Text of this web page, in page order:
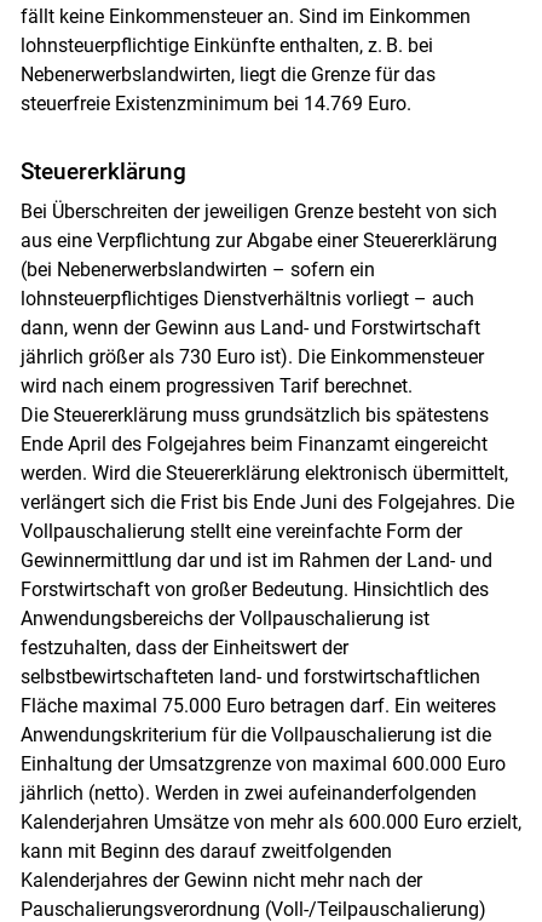
Skip to main content
fällt keine Einkommensteuer an. Sind im Einkommen
lohnsteuerpflichtige Einkünfte enthalten, z. B. bei
Nebenerwerbslandwirten, liegt die Grenze für das
steuerfreie Existenzminimum bei 14.769 Euro.
Steuererklärung
Bei Überschreiten der jeweiligen Grenze besteht von sich
aus eine Verpflichtung zur Abgabe einer Steuererklärung
(bei Nebenerwerbslandwirten – sofern ein
lohnsteuerpflichtiges Dienstverhältnis vorliegt – auch
dann, wenn der Gewinn aus Land- und Forstwirtschaft
jährlich größer als 730 Euro ist). Die Einkommensteuer
wird nach einem progressiven Tarif berechnet.
Die Steuererklärung muss grundsätzlich bis spätestens
Ende April des Folgejahres beim Finanzamt eingereicht
werden. Wird die Steuererklärung elektronisch übermittelt,
verlängert sich die Frist bis Ende Juni des Folgejahres. Die
Vollpauschalierung stellt eine vereinfachte Form der
Gewinnermittlung dar und ist im Rahmen der Land- und
Forstwirtschaft von großer Bedeutung. Hinsichtlich des
Anwendungsbereichs der Vollpauschalierung ist
festzuhalten, dass der Einheitswert der
selbstbewirtschafteten land- und forstwirtschaftlichen
Fläche maximal 75.000 Euro betragen darf. Ein weiteres
Anwendungskriterium für die Vollpauschalierung ist die
Einhaltung der Umsatzgrenze von maximal 600.000 Euro
jährlich (netto). Werden in zwei aufeinanderfolgenden
Kalenderjahren Umsätze von mehr als 600.000 Euro erzielt,
kann mit Beginn des darauf zweitfolgenden
Kalenderjahres der Gewinn nicht mehr nach der
Pauschalierungsverordnung (Voll-/​Teilpauschalierung)